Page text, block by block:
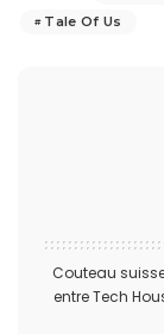
Tale Of Us
Couteau
entre Tech